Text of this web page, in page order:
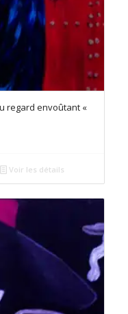
regard envoûtant «
Voir les détails